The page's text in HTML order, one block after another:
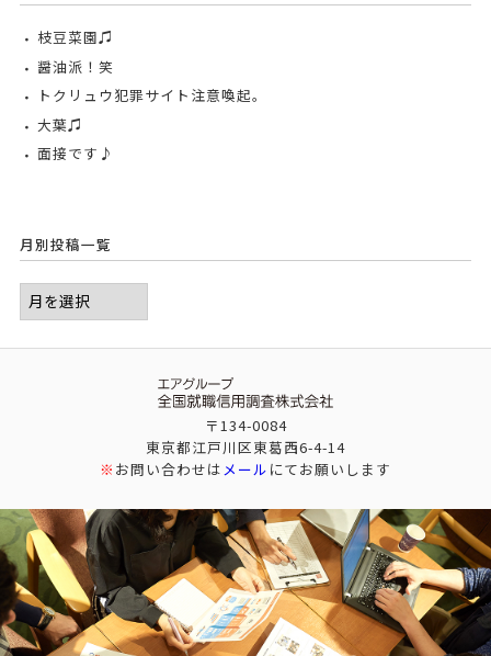
枝豆菜園♫
醤油派！笑
トクリュウ犯罪サイト注意喚起。
大葉♫
面接です♪
月別投稿一覧
〒134-0084
東京都江戸川区東葛西6-4-14
※ お問い合わせはメール にてお願いします